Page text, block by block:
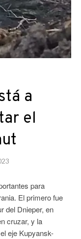
a
el
para
El primero fue
del Dnieper, en
cruzar, y la
eje Kupyansk-